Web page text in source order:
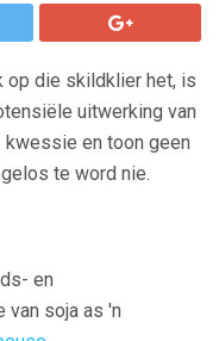
op die skildklier het, is
uitwerking van
en toon geen
te word nie.
en
soja as 'n